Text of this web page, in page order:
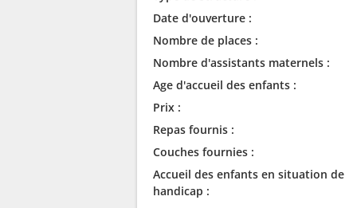
Date d'ouverture :
Nombre de places :
Nombre d'assistants maternels :
Age d'accueil des enfants :
Prix :
Repas fournis :
Couches fournies :
Accueil des enfants en situation de
handicap :